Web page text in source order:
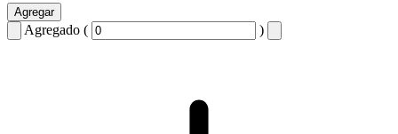
Agregar
Agregado ( )